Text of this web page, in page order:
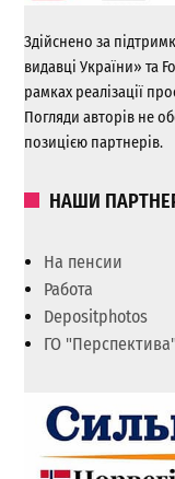
Здійснено за
видавці України» та
рамках реалізації
Погляди авторів не
позицією партнерів.
НАШИ
На пенсии
Работа
Depositphotos
ГО "Перспектива"